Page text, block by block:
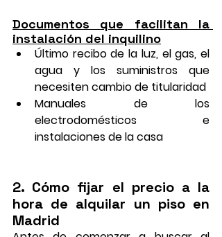
Documentos que facilitan la
instalación del inquilino
Último recibo de la luz, el gas, el
agua y los suministros que
necesiten cambio de titularidad
Manuales de los
electrodomésticos e
instalaciones de la casa
2. Cómo fijar el precio a la
hora de alquilar un piso en
Madrid